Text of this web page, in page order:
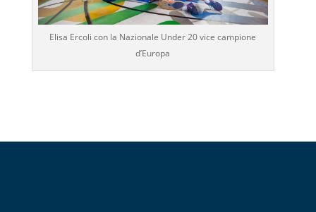
Elisa Ercoli con la Nazionale Under 20 vice campione
d’Europa